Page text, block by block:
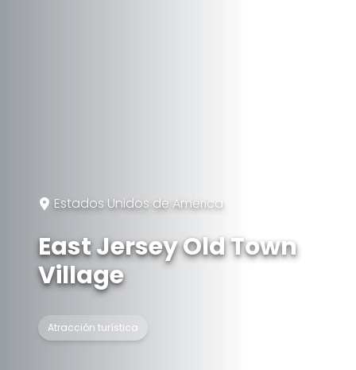
Estados Unidos de América
East Jersey Old Town
Village
Atracción turística